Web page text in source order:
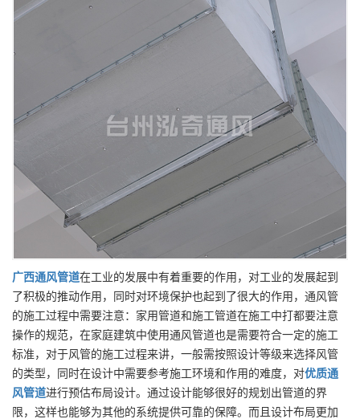
广西通风管道在工业的发展中有着重要的作用，对工业的发展起到
了积极的推动作用，同时对环境保护也起到了很大的作用，通风管
的施工过程中需要注意：家用管道和施工管道在施工中打都要注意
操作的规范，在家庭建筑中使用通风管道也是需要符合一定的施工
标准，对于风管的施工过程来讲，一般需按照设计等级来选择风管
的类型，同时在设计中需要参考施工环境和作用的难度，对优质通
风管道进行预估布局设计。通过设计能够很好的规划出管道的界
限，这样也能够为其他的系统提供可靠的保障。而且设计布局更加